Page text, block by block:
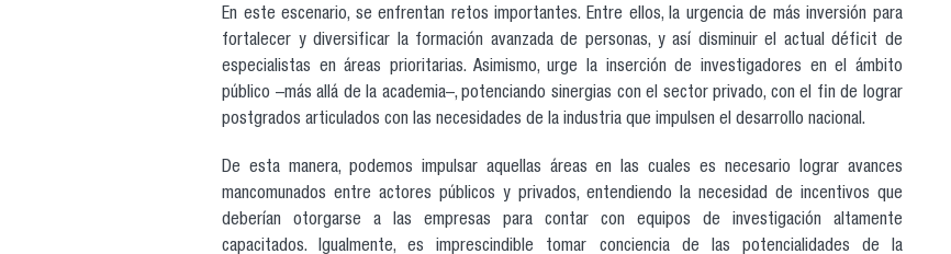
En este escenario, se enfrentan retos importantes. Entre ellos, la urgencia de más inversión para
fortalecer y diversificar la formación avanzada de personas, y así disminuir el actual déficit de
especialistas en áreas prioritarias. Asimismo, urge la inserción de investigadores en el ámbito
público –más allá de la academia–, potenciando sinergias con el sector privado, con el fin de lograr
postgrados articulados con las necesidades de la industria que impulsen el desarrollo nacional.
De esta manera, podemos impulsar aquellas áreas en las cuales es necesario lograr avances
mancomunados entre actores públicos y privados, entendiendo la necesidad de incentivos que
deberían otorgarse a las empresas para contar con equipos de investigación altamente
capacitados. Igualmente, es imprescindible tomar conciencia de las potencialidades de la